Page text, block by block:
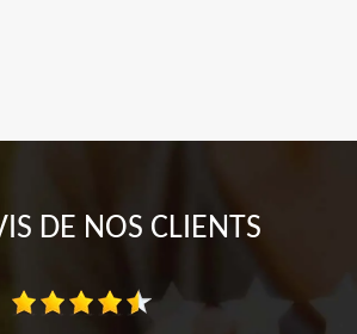
DE NOS CLIENTS